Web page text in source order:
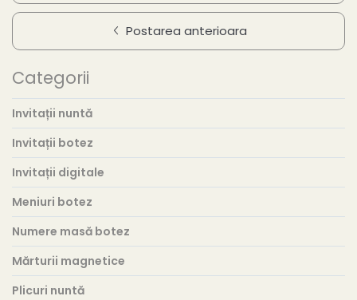
Postarea anterioara
Categorii
Invitații nuntă
Invitații botez
Invitații digitale
Meniuri botez
Numere masă botez
Mărturii magnetice
Plicuri nuntă